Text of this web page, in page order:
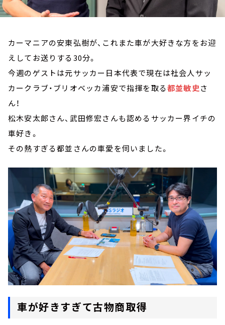
カーマニアの安東弘樹が、これまた車が大好きな方をお迎
えしてお送りする30分。
今週のゲストは元サッカー日本代表で現在は社会人サッ
カークラブ・ブリオベッカ浦安で指揮を取る都並敏史さ
ん！
松木安太郎さん、武田修宏さんも認めるサッカー界イチの
車好き。
その熱すぎる都並さんの車愛を伺いました。
車が好きすぎて古物商取得